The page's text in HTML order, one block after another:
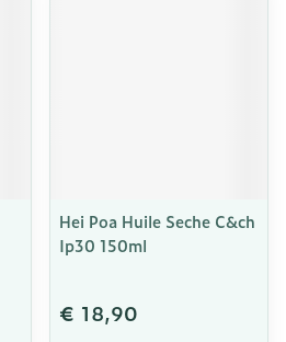
Hei Poa Huile Seche C&ch
Ip30 150ml
€ 18,90